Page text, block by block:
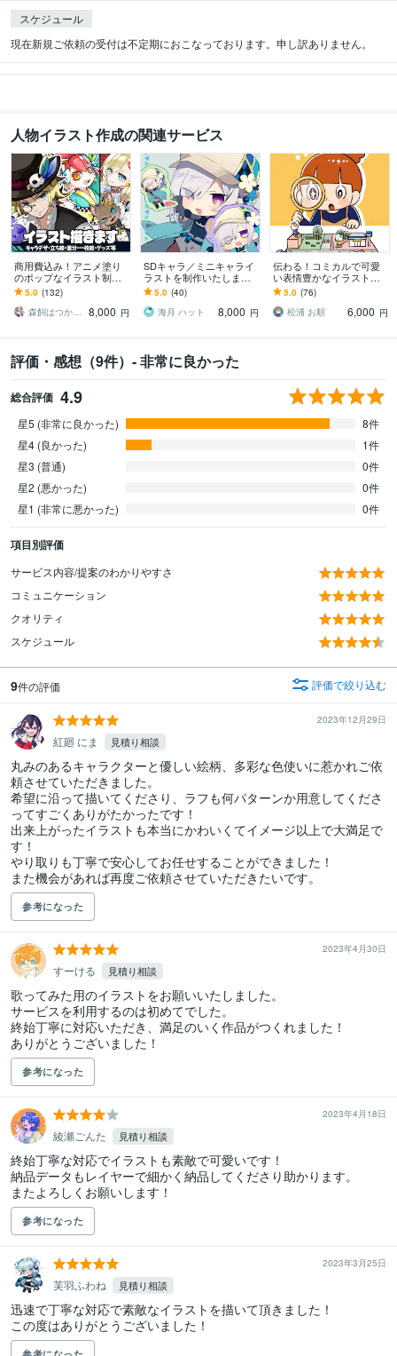
スケジュール
現在新規ご依頼の受付は不定期におこなっております。申し訳ありません。
人物イラスト作成の関連サービス
商用費込み！アニメ塗り
のポップなイラスト制作
します 配信、動画、SN
S、IRIAMやグッズに！幅
広く対応
5.0 (132)
森飼はつか／ｲﾗｽﾄﾚｰﾀｰ
8,000 円
SDキャラ／ミニキャライ
ラストを制作いたします
グッズや動画、アイコン
やスタンプなどに
5.0 (40)
海月 ハット
8,000 円
伝わる！コミカルで可愛
い表情豊かなイラスト描
きます 挿絵・チラシ・リ
ーフレット・HP等 / 大量
注文実績あり！
5.0 (76)
松浦 お順
6,000 円
評価・感想（9件）- 非常に良かった
総合評価 4.9
星5 (非常に良かった)
8件
星4 (良かった)
1件
星3 (普通)
0件
星2 (悪かった)
0件
星1 (非常に悪かった)
0件
項目別評価
サービス内容/提案のわかりやすさ
コミュニケーション
クオリティ
スケジュール
9件の評価 評価で絞り込む
2023年12月29日
紅廻 にま 見積り相談
丸みのあるキャラクターと優しい絵柄、多彩な色使いに惹かれご依
頼させていただきました。
希望に沿って描いてくださり、ラフも何パターンか用意してくださ
ってすごくありがたかったです！
出来上がったイラストも本当にかわいくてイメージ以上で大満足で
す！
やり取りも丁寧で安心してお任せすることができました！
また機会があれば再度ご依頼させていただきたいです。
参考になった
2023年4月30日
すーける 見積り相談
歌ってみた用のイラストをお願いいたしました。
サービスを利用するのは初めてでした。
終始丁寧に対応いただき、満足のいく作品がつくれました！
ありがとうございました！
参考になった
2023年4月18日
綾瀬ごんた 見積り相談
終始丁寧な対応でイラストも素敵で可愛いです！
納品データもレイヤーで細かく納品してくださり助かります。
またよろしくお願いします！
参考になった
2023年3月25日
芙羽ふわね 見積り相談
迅速で丁寧な対応で素敵なイラストを描いて頂きました！
この度はありがとうございました！